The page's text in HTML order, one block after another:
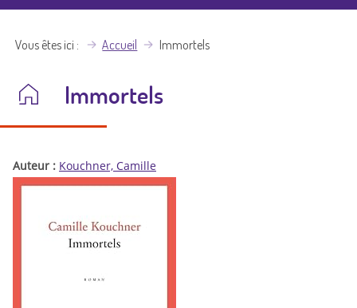
Vous êtes ici Accueil Immortels
Immortels
Auteur : Kouchner, Camille